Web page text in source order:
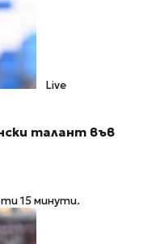
Live
талант във
15 минути.